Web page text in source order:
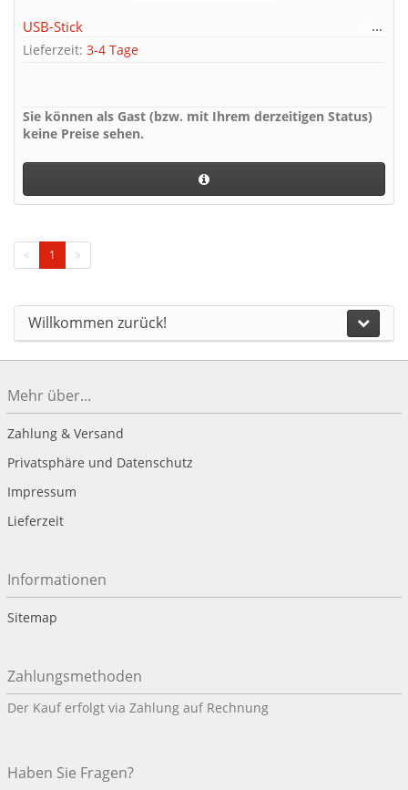
USB-Stick
Lieferzeit: 3-4 Tage
Sie können als Gast (bzw. mit Ihrem derzeitigen Status)
keine Preise sehen.
1
Willkommen zurück!
Mehr über...
Zahlung & Versand
Privatsphäre und Datenschutz
Impressum
Lieferzeit
Informationen
Sitemap
Zahlungsmethoden
Der Kauf erfolgt via Zahlung auf Rechnung
Haben Sie Fragen?